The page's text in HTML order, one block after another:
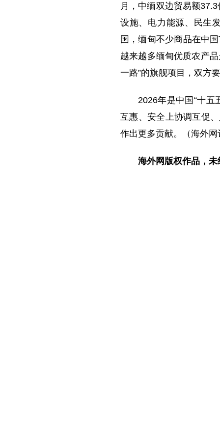
月，中缅双边贸易额
设施、电力能源、民生
国，缅甸不少商品在中
越来越多缅甸优质农产
一路”的旗舰项目，双方
2026年是中国“十
互惠、安全上协调互促
作出更多贡献。（海外网
海外网版权作品，